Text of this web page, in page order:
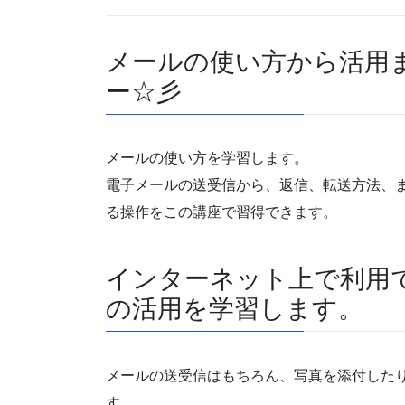
メールの使い方から活用
ー☆彡
メールの使い方を学習します。
電子メールの送受信から、返信、転送方法、
る操作をこの講座で習得できます。
インターネット上で利用
の活用を学習します。
メールの送受信はもちろん、写真を添付し